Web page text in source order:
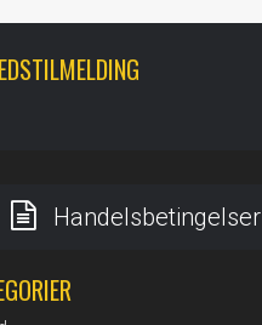
Handelsbetingelser